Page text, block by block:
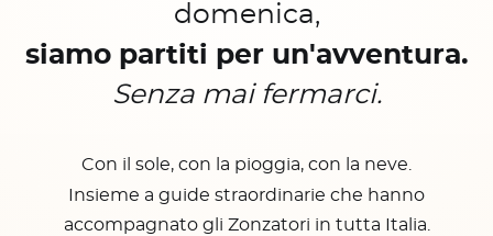
domenica,
siamo partiti per un'avventura.
Senza mai fermarci.
Con il sole, con la pioggia, con la neve.
Insieme a guide straordinarie che hanno
accompagnato gli Zonzatori in tutta Italia.